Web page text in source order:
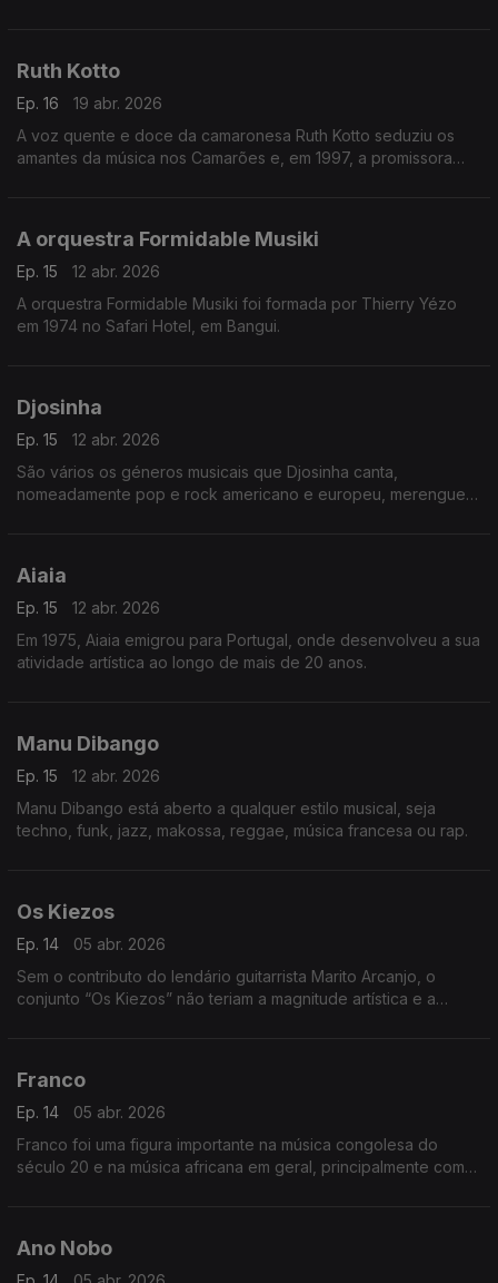
Ruth Kotto
Ep. 16
19 abr. 2026
A voz quente e doce da camaronesa Ruth Kotto seduziu os
amantes da música nos Camarões e, em 1997, a promissora
A orquestra Formidable Musiki
Ep. 15
12 abr. 2026
A orquestra Formidable Musiki foi formada por Thierry Yézo
em 1974 no Safari Hotel, em Bangui.
Djosinha
Ep. 15
12 abr. 2026
São vários os géneros musicais que Djosinha canta,
nomeadamente pop e rock americano e europeu, merengue
Aiaia
Ep. 15
12 abr. 2026
Em 1975, Aiaia emigrou para Portugal, onde desenvolveu a sua
atividade artística ao longo de mais de 20 anos.
Manu Dibango
Ep. 15
12 abr. 2026
Manu Dibango está aberto a qualquer estilo musical, seja
techno, funk, jazz, makossa, reggae, música francesa ou rap.
Os Kiezos
Ep. 14
05 abr. 2026
Sem o contributo do lendário guitarrista Marito Arcanjo, o
conjunto “Os Kiezos” não teriam a magnitude artística e a
Franco
Ep. 14
05 abr. 2026
Franco foi uma figura importante na música congolesa do
século 20 e na música africana em geral, principalmente como
Ano Nobo